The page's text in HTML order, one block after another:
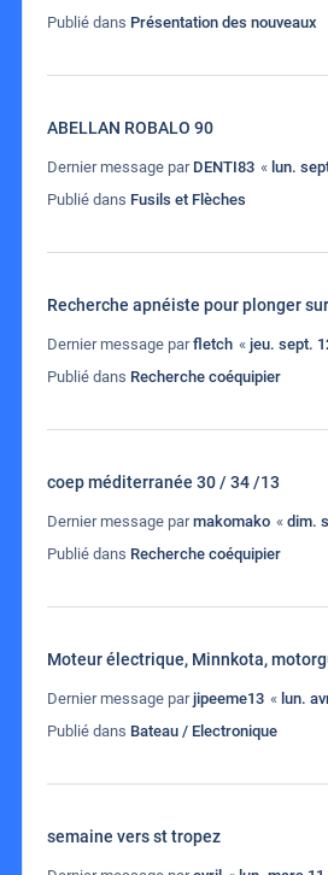
Publié dans Présentation des nouveaux
ABELLAN ROBALO 90
Dernier message par DENTI83 « lun.
Publié dans Fusils et Flèches
Recherche apnéiste pour plonger
Dernier message parfletch « jeu. sept.
Publié dans Recherche coéquipier
coep méditerranée 30 / 34 /13
Dernier message parmakomako « dim.
Publié dans Recherche coéquipier
Moteur électrique, Minnkota,
Dernier message parjipeeme13 « lun.
Publié dans Bateau / Electronique
semaine vers st tropez